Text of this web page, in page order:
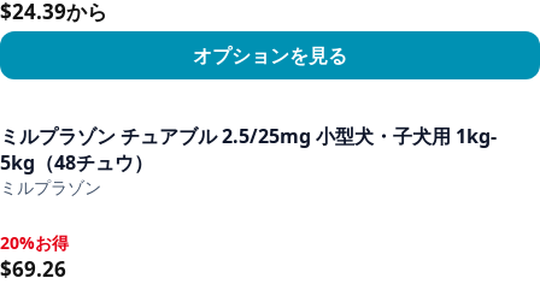
$24.39から
オプションを見る
ミルプラゾン チュアブル 2.5/25mg 小型犬・子犬用 1kg-
5kg（48チュウ）
ミルプラゾン
20%お得, $69.26
20%お得
$69.26